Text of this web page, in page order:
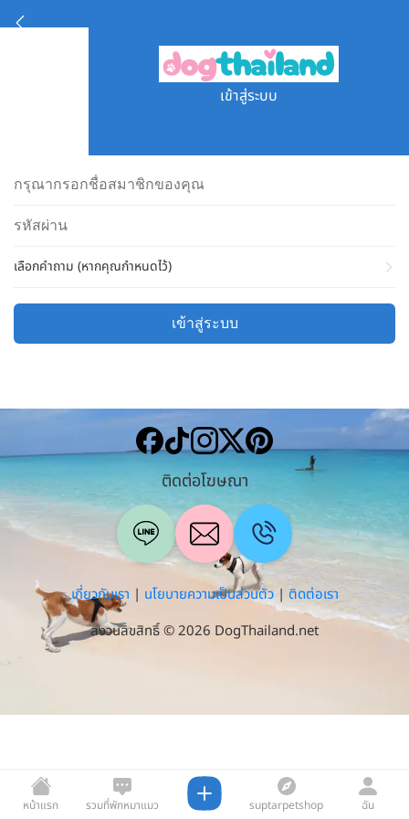
เข้าสู่ระบบ
เลือกคำถาม (หากคุณกำหนดไว้)
เข้าสู่ระบบ
หน้าแรก
รวมที่พักหมาแมว
suptarpetshop ฉัน
ติดต่อโฆษณา
เกี่ยวกับเรา | นโยบายความเป็นส่วนตัว| ติดต่อเรา
สงวนลิขสิทธิ์ © 2026 DogThailand.net